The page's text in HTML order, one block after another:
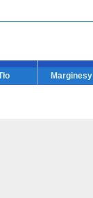
Marginesy